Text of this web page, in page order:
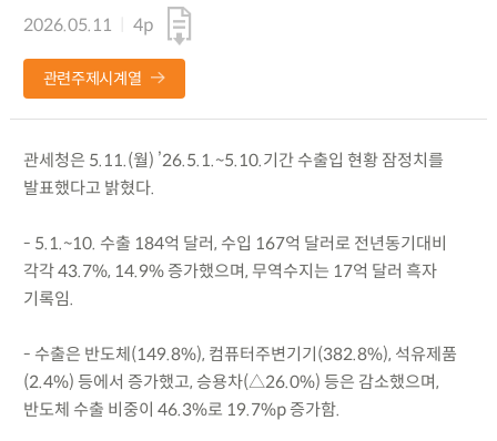
2026.05.11
4p
관련주제시계열
관세청은 5.11.(월) ’26.5.1.~5.10.기간 수출입 현황 잠정치를
발표했다고 밝혔다.
- 5.1.~10. 수출 184억 달러, 수입 167억 달러로 전년동기대비
각각 43.7%, 14.9% 증가했으며, 무역수지는 17억 달러 흑자
기록임.
- 수출은 반도체(149.8%), 컴퓨터주변기기(382.8%), 석유제품
(2.4%) 등에서 증가했고, 승용차(△26.0%) 등은 감소했으며,
반도체 수출 비중이 46.3%로 19.7%p 증가함.